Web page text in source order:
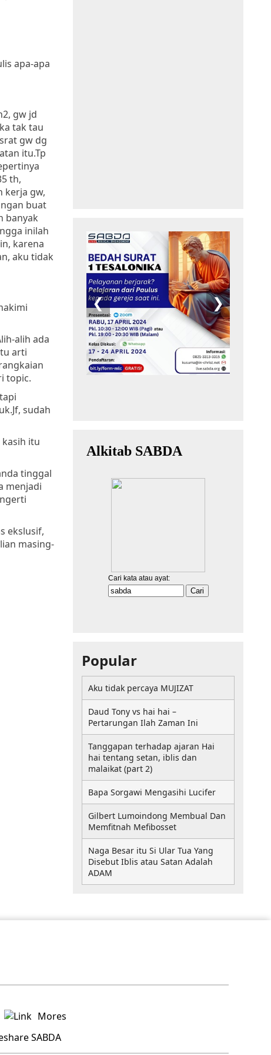
apa-apa
gw jd
tak tau
gw dg
itu.Tp
th,
kerja gw,
buat
banyak
inilah
karena
aku tidak
alih ada
arti
topic.
sudah
itu
tinggal
menjadi
ekslusif,
masing-
Popular
Aku tidak percaya MUJIZAT
Daud Tony vs hai hai –
Pertarungan Ilah Zaman Ini
Tanggapan terhadap ajaran Hai
hai tentang setan, iblis dan
malaikat (part 2)
Bapa Sorgawi Mengasihi Lucifer
Gilbert Lumoindong Membual Dan
Memfitnah Mefibosset
Naga Besar itu Si Ular Tua Yang
Disebut Iblis atau Satan Adalah
ADAM
Mores
SABDA